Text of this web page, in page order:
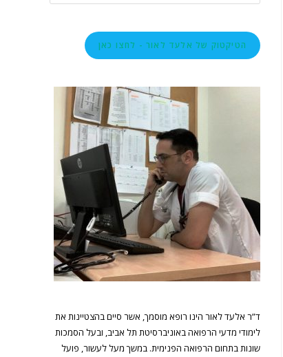
הטיקטוק של אלעד לאור - לחצו כאן
ד”ר אלעד לאור הינו רופא מוסמך, אשר סיים בהצטיינות את
לימודי מדעי הרפואה באוניברסיטת תל אביב, ובעל הסמכות
שונות בתחום הרפואה הפנימית. במשך מעל לעשור, פועל